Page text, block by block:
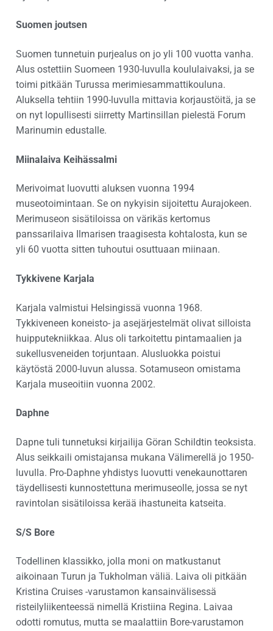
Suomen joutsen
Suomen tunnetuin purjealus on jo yli 100 vuotta vanha.
Alus ostettiin Suomeen 1930-luvulla koululaivaksi, ja se
toimi pitkään Turussa merimiesammattikouluna.
Aluksella tehtiin 1990-luvulla mittavia korjaustöitä, ja se
on nyt lopullisesti siirretty Martinsillan pielestä Forum
Marinumin edustalle.
Miinalaiva Keihässalmi
Merivoimat luovutti aluksen vuonna 1994
museotoimintaan. Se on nykyisin sijoitettu Aurajokeen.
Merimuseon sisätiloissa on värikäs kertomus
panssarilaiva Ilmarisen traagisesta kohtalosta, kun se
yli 60 vuotta sitten tuhoutui osuttuaan miinaan.
Tykkivene Karjala
Karjala valmistui Helsingissä vuonna 1968.
Tykkiveneen koneisto- ja asejärjestelmät olivat silloista
huipputekniikkaa. Alus oli tarkoitettu pintamaalien ja
sukellusveneiden torjuntaan. Alusluokka poistui
käytöstä 2000-luvun alussa. Sotamuseon omistama
Karjala museoitiin vuonna 2002.
Daphne
Dapne tuli tunnetuksi kirjailija Göran Schildtin teoksista.
Alus seikkaili omistajansa mukana Välimerellä jo 1950-
luvulla. Pro-Daphne yhdistys luovutti venekaunottaren
täydellisesti kunnostettuna merimuseolle, jossa se nyt
ravintolan sisätiloissa kerää ihastuneita katseita.
S/S Bore
Todellinen klassikko, jolla moni on matkustanut
aikoinaan Turun ja Tukholman väliä. Laiva oli pitkään
Kristina Cruises -varustamon kansainvälisessä
risteilyliikenteessä nimellä Kristiina Regina. Laivaa
odotti romutus, mutta se maalattiin Bore-varustamon